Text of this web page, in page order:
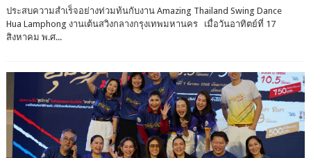
ประสบความสำเร็จอย่างท่วมท้นกับงาน Amazing Thailand Swing Dance
Hua Lamphong งานเต้นสวิงกลางกรุงเทพมหานคร เมื่อวันอาทิตย์ที่ 17
สิงหาคม พ.ศ...